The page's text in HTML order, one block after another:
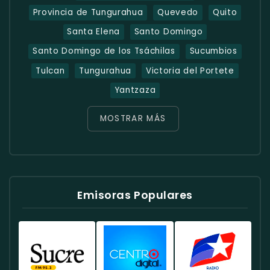
Provincia de Tungurahua Quevedo
Quito
Santa Elena
Santo Domingo
Santo Domingo de los Tsáchilas
Sucumbios
Tulcan
Tungurahua
Victoria del Portete
Yantzaza
MOSTRAR MÁS
Emisoras Populares